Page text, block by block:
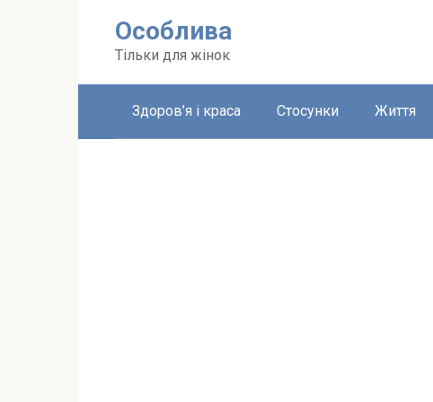
Особлива
Тільки для жінок
Здоров’я і краса Стосунки Життя